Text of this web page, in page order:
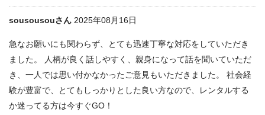
sousousouさん 2025年08月16日
急なお願いにも関わらず、とても迅速丁寧な対応をしていただき
ました。 人柄が良く話しやすく、親身になって話を聞いていただ
き、一人では思い付かなかったご意見もいただきました。 社会経
験が豊富で、とてもしっかりとした良い方なので、レンタルする
か迷ってる方は今すぐGO！